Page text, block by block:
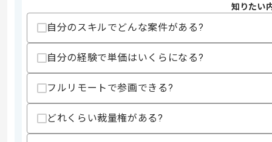
スキルに不安がある方へ
上記に似た経験やスキルをお持ちであれば申
精算・お支払い
精算条件
有
精算基準時間
知りたい
自分のスキルでどんな案件がある?
自分の経験で単価はいくらになる?
フルリモートで参画できる?
どれくらい裁量権がある?